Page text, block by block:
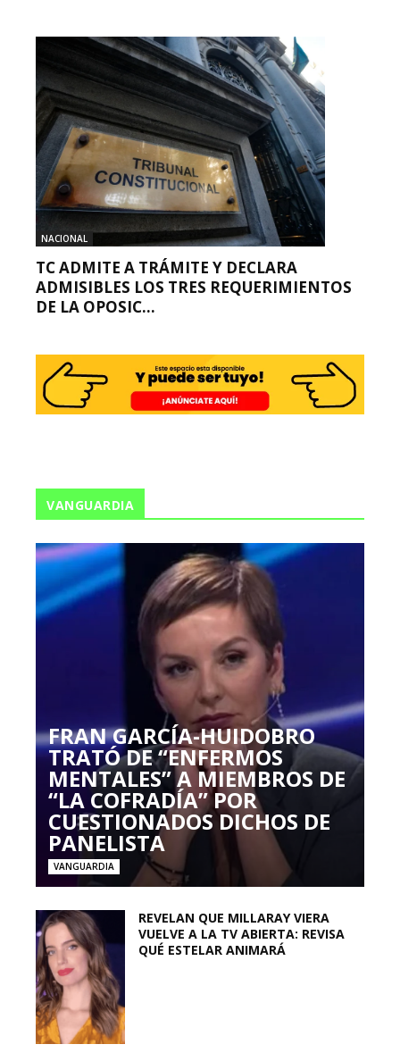
NACIONAL
TC ADMITE A TRÁMITE Y DECLARA
ADMISIBLES LOS TRES REQUERIMIENTOS
DE LA OPOSIC...
VANGUARDIA
FRAN GARCÍA-HUIDOBRO
TRATÓ DE “ENFERMOS
MENTALES” A MIEMBROS DE
“LA COFRADÍA” POR
CUESTIONADOS DICHOS DE
PANELISTA
VANGUARDIA
REVELAN QUE MILLARAY VIERA
VUELVE A LA TV ABIERTA: REVISA
QUÉ ESTELAR ANIMARÁ